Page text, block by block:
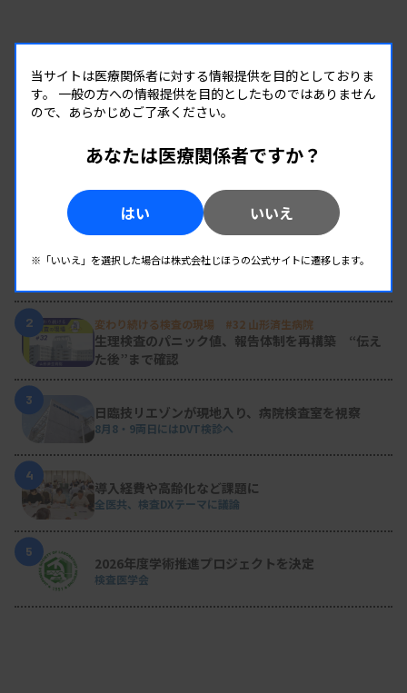
高木氏は「独立評価のメーカーには原因や状況の詳
細な検討をお願いしたい」と述べ、実試料と調査試
料を測定した検討結果などを委員会に報告するよう
会社にも対応を求めた。
また、トレーサビリティーを確認している施設の
割合については、項目によって、93.4±1.3％（91.1
～96.2％）と前年度の92.8±1.4％からさらに増加し
た。確認している施設では、3SD以上乖離（外れ）
の割合が0.81±0.72％と、確認していない施設の
2.54±1.56％に比べて低く、トレーサビリティーを
確認することの有用性が改めて示されている。
資料はこちら
RANKING
人気の記事
新人臨床検査技師の歩き方 ［第16回］
2 変わり続ける検査の現場 #32 山形済生病院
生理検査のパニック値、報告体制を再構築 “伝え
た後”まで確認
3
日臨技リエゾンが現地入り、病院検査室を視察
8月8・9両日にはDVT検診へ
4
導入経費や高齢化など課題に
全医共、検査DXテーマに議論
5
2026年度学術推進プロジェクトを決定
検査医学会
当サイトは医療関係者に対する情報提供を目的としておりま
す。 一般の方への情報提供を目的としたものではありません
ので、あらかじめご了承ください。
あなたは医療関係者ですか？
はい いいえ
※「いいえ」を選択した場合は株式会社じほうの公式サイトに遷移します。